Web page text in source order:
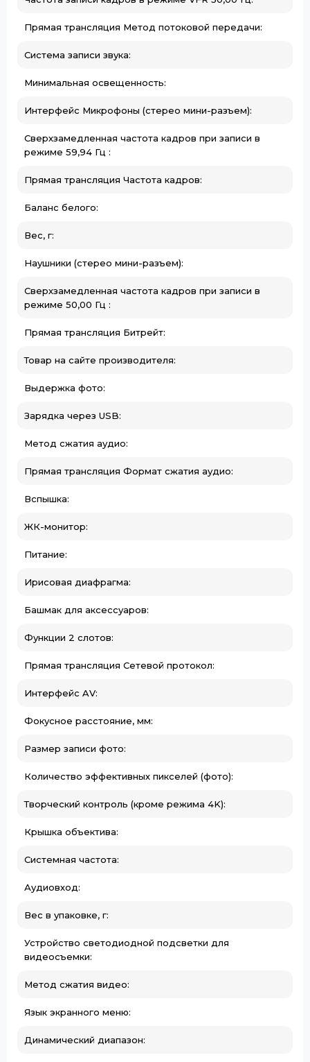
Прямая трансляция Метод потоковой передачи:
Система записи звука:
Минимальная освещенность:
Интерфейс Микрофоны (стерео мини-разъем):
Сверхзамедленная частота кадров при записи в
режиме 59,94 Гц :
Прямая трансляция Частота кадров:
Баланс белого:
Вес, г:
Наушники (стерео мини-разъем):
Сверхзамедленная частота кадров при записи в
режиме 50,00 Гц :
Прямая трансляция Битрейт:
Товар на сайте производителя:
Выдержка фото:
Зарядка через USB:
Метод сжатия аудио:
Прямая трансляция Формат сжатия аудио:
Вспышка:
ЖК-монитор:
Питание:
Ирисовая диафрагма:
Башмак для аксессуаров:
Функции 2 слотов:
Прямая трансляция Сетевой протокол:
Интерфейс AV:
Фокусное расстояние, мм:
Размер записи фото:
Количество эффективных пикселей (фото):
Творческий контроль (кроме режима 4K):
Крышка объектива:
Системная частота:
Аудиовход:
Вес в упаковке, г:
Устройство светодиодной подсветки для
видеосъемки:
Метод сжатия видео:
Язык экранного меню:
Динамический диапазон: